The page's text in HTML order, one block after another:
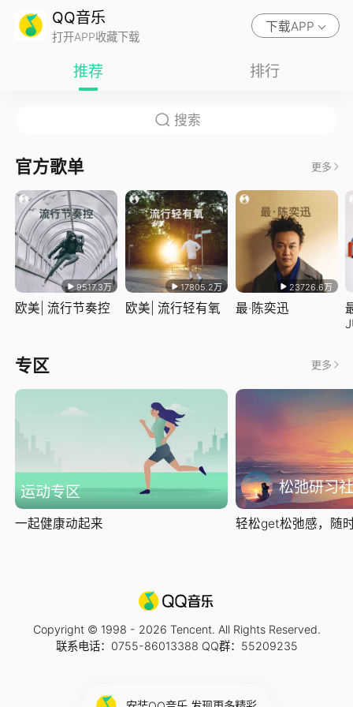
QQ音乐
打开APP收藏下载
下载APP
推荐 排行
官方歌单 更多
9517.3万
欧美| 流行节奏控
17805.2万
欧美| 流行轻有氧
23726.6万
最·陈奕迅
专区 更多
运动专区
一起健康动起来
松弛研习社
轻松get松弛感，随
Copyright © 1998 - 2026 Tencent. All Rights Reserved.
联系电话：0755-86013388 QQ群：55209235